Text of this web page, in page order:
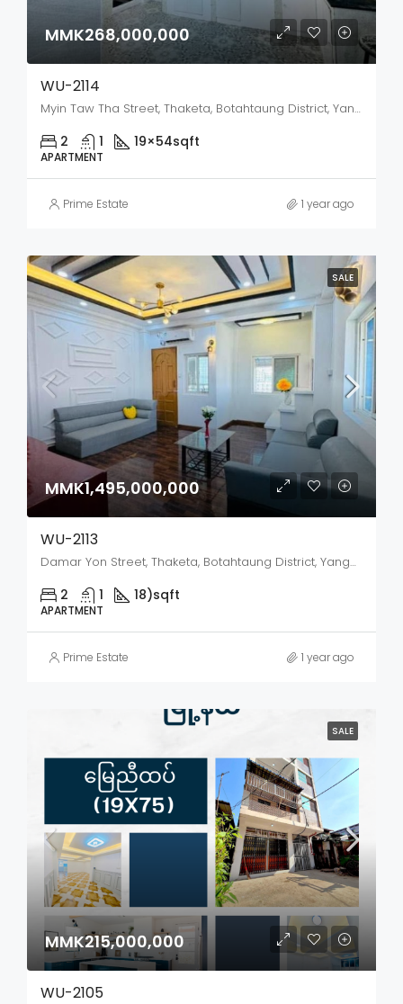
MMK268,000,000
WU-2114
Myin Taw Tha Street, Thaketa, Botahtaung District, Yangon City, Yangon, 11231, Myanmar
2 1 19×54sqft
APARTMENT
Prime Estate 1 year ago
SALE
MMK1,495,000,000
WU-2113
Damar Yon Street, Thaketa, Botahtaung District, Yangon City, Yangon, 11072, Myanmar
2 1 18)sqft
APARTMENT
Prime Estate 1 year ago
SALE
MMK215,000,000
WU-2105